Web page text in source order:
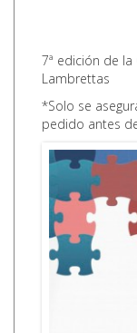
7ª edición de
Lambrettas
*Solo se
pedido antes